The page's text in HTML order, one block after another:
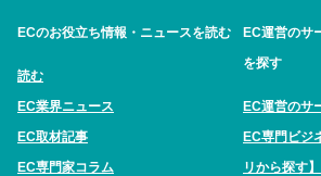
ECのお役立ち情報・ニュースを読む
読む
EC業界ニュース
EC取材記事
EC専門家コラム
EC運営のサ
を探す
EC運営のサ
EC専門ビジ
リから探す】